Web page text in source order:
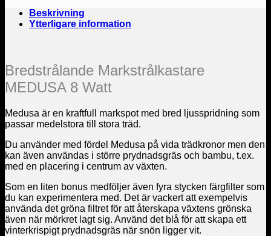
Beskrivning
Ytterligare information
Bredstrålande Markstrålkastare
MEDUSA 8 Watt
Medusa är en kraftfull markspot med bred ljusspridning som
passar medelstora till stora träd.
Du använder med fördel Medusa på vida trädkronor men den
kan även användas i större prydnadsgräs och bambu, t.ex.
med en placering i centrum av växten.
Som en liten bonus medföljer även fyra stycken färgfilter som
du kan experimentera med. Det är vackert att exempelvis
använda det gröna filtret för att återskapa växtens grönska
även när mörkret lagt sig. Använd det blå för att skapa ett
vinterkrispigt prydnadsgräs när snön ligger vit.